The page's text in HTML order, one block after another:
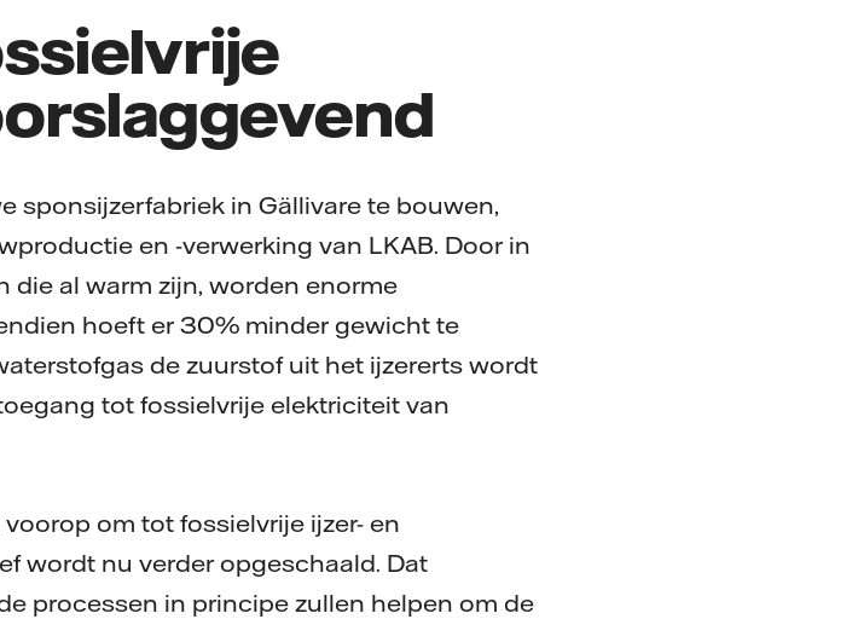
sponsijzerfabriek in Gällivare te bouwen,
en -verwerking van LKAB. Door in
die al warm zijn, worden enorme
hoeft er 30% minder gewicht te
de zuurstof uit het ijzererts wordt
tot fossielvrije elektriciteit van
om tot fossielvrije ijzer- en
wordt nu verder opgeschaald. Dat
processen in principe zullen helpen om de